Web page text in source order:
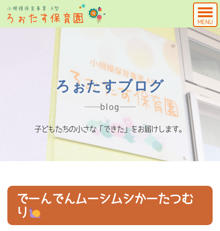
MENU
ろぉたすブログ
blog
子どもたちの小さな「できた」をお届けします。
でーんでんムーシムシかーたつむ
り